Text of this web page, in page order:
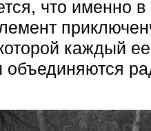
что именно
каждый
объединяются